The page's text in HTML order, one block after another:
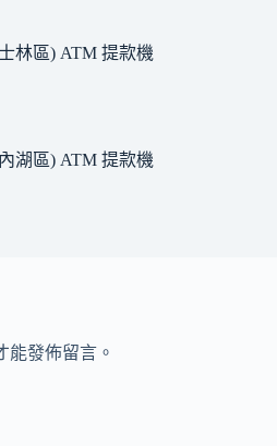
林區) ATM 提款機
湖區) ATM 提款機
能發佈留言。